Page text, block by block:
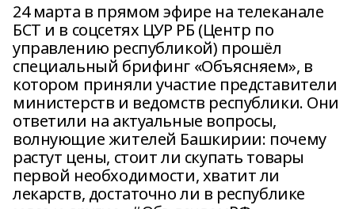
24 марта в прямом эфире на телеканале
БСТ и в соцсетях ЦУР РБ (Центр по
управлению республикой) прошёл
специальный брифинг «Объясняем», в
котором приняли участие представители
министерств и ведомств республики. Они
ответили на актуальные вопросы,
волнующие жителей Башкирии: почему
растут цены, стоит ли скупать товары
первой необходимости, хватит ли
лекарств, достаточно ли в республике